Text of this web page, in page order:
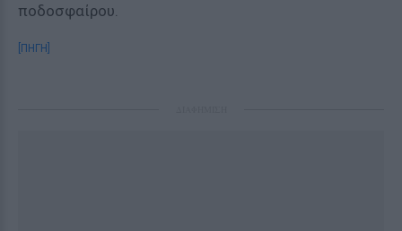
ποδοσφαίρου.
[ΠΗΓΗ]